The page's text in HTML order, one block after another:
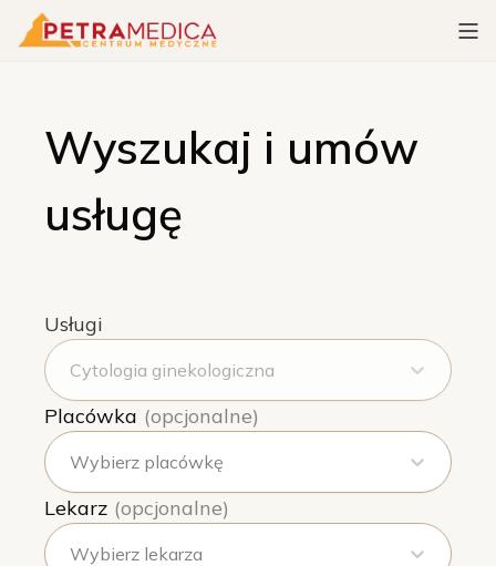
Wyszukaj i umów
usługę
Usługi
Cytologia ginekologiczna
Placówka (opcjonalne)
Wybierz placówkę
Lekarz (opcjonalne)
Wybierz lekarza